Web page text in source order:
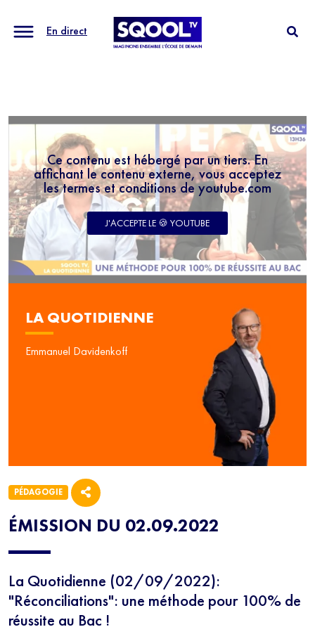
En direct
Ce contenu est hébergé par un tiers. En
affichant le contenu externe, vous acceptez
les termes et conditions de youtube.com
J'ACCEPTE LE 🍪 YOUTUBE
ÉMISSION DU 02.09.2022
La Quotidienne (02/09/2022):
"Réconciliations": une méthode pour 100% de
réussite au Bac !
PÉDAGOGIE
LA QUOTIDIENNE
Emmanuel Davidenkoff